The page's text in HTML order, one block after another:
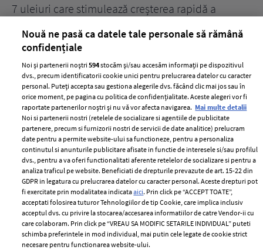
7 uleiuri care stimulează creșterea rapidă a
ELLE Style Awards
2024
Despre ELLE
Romania
Contact
Abonamente
Termeni si conditii
Politica de
confidențialitate
Politica de cookies
Publicitate
Nouă ne pasă ca datele tale personale să rămână
confidențiale
Noi și partenerii noștri594stocăm și/sau accesăm informații pe dispozitivul
dvs., precum identificatorii cookie unici pentru prelucrarea datelor cu caracter
personal. Puteți accepta sau gestiona alegerile dvs. făcând clic mai jos sau în
orice moment, pe pagina cu politica de confidențialitate. Aceste alegeri vor fi
raportate partenerilor noștri și nu vă vor afecta navigarea. Mai multe detalii
Noi si partenerii nostri (retelele de socializare si agentiile de publicitate
partenere, precum si furnizorii nostri de servicii de date analitice) prelucram
date pentru a permite website-ului sa functioneze, pentru a personaliza
continutul si anunturile publicitare afisate in functie de interesele si/sau profilul
dvs., pentru a va oferi functionalitati aferente retelelor de socializare si pentru a
analiza traficul pe website. Beneficiati de drepturile prevazute de art. 15-22 din
GDPR in legatura cu prelucrarea datelor cu caracter personal. Aceste drepturi pot
fi exercitate prin modalitatea indicataaici. Prin click pe “ACCEPT TOATE”,
acceptati folosirea tuturor Tehnologiilor de tip Cookie, care implica inclusiv
acceptul dvs. cu privire la stocarea/accesarea informatiilor de catre Vendor-ii cu
care colaboram. Prin click pe “VREAU SA MODIFIC SETARILE INDIVIDUAL” puteti
schimba preferintele in mod individual, mai putin cele legate de cookie strict
necesare pentru functionarea website-ului.